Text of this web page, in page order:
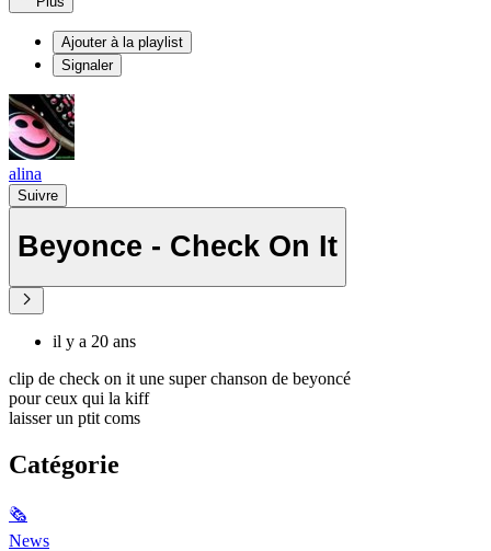
Ajouter à la playlist
Signaler
alina
Suivre
Beyonce - Check On It
il y a 20 ans
clip de check on it une super chanson de beyoncé
pour ceux qui la kiff
laisser un ptit coms
Catégorie
🗞
News